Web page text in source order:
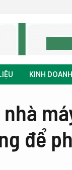
KINH DOANH
để